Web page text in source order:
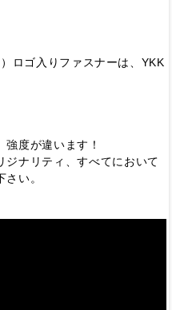
ロゴ入りファスナーは、YKK
度が違います！
ジナリティ、すべてにおいて
い。